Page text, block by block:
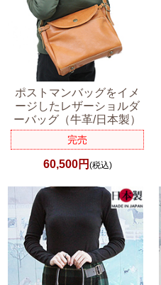
ポストマンバッグをイメ
ージしたレザーショルダ
ーバッグ（牛革/日本製）
完売
60,500円 (税込)